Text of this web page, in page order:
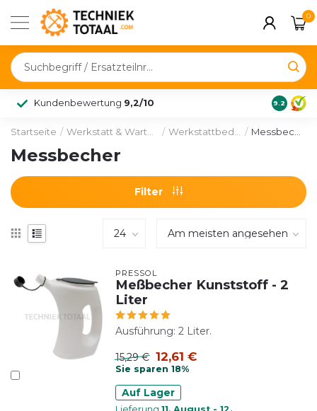
0
Kundenbewertung 9,2/10 9.2
Startseite / / / Messbecher
Messbecher
Filter
PRESSOL
Meßbecher Kunststoff - 2
Liter
Ausführung: 2 Liter.
15,29 € 12,61 €
Sie sparen 18%
Auf Lager